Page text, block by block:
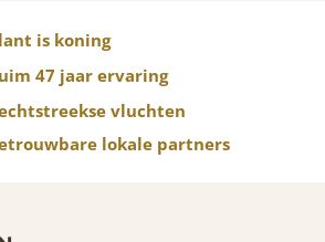
is koning
47 jaar ervaring
vluchten
lokale partners